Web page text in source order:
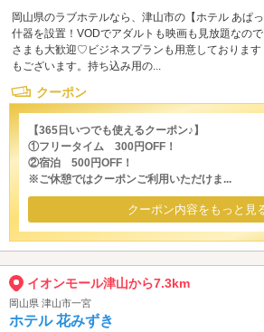
岡山県のラブホテルなら、津山市の【ホテル あぱ
什器を設置！VODでアダルトも映画も見放題なの
さまも大歓迎♡ビジネスプランも用意しておりま
もございます。持ち込み用の...
クーポン
【365日いつでも使えるクーポン♪】
①フリータイム 300円OFF！
②宿泊 500円OFF！
※ご休憩ではクーポンご利用いただけま...
クーポン内容をもっと見
イオンモール津山から7.3km
岡山県 津山市一宮
ホテル 花みずき